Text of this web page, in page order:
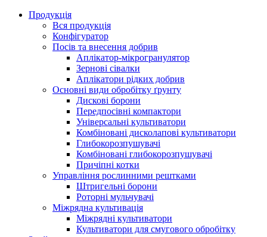
Продукція
Вся продукція
Конфігуратор
Посів та внесення добрив
Аплікатор-мікрогранулятор
Зернові сівалки
Аплікатори рідких добрив
Oсновні види обробітку ґрунту
Дискові борони
Передпосівні компактори
Універсальні культиватори
Комбіновані дисколапові культиватори
Глибокорозпушувачі
Комбіновані глибокорозпушувачі
Причіпні котки
Управління рослинними рештками
Штригельні борони
Pоторні мульчувачі
Міжрядна культивація
Міжрядні культиватори
Культиватори для смугового обробітку